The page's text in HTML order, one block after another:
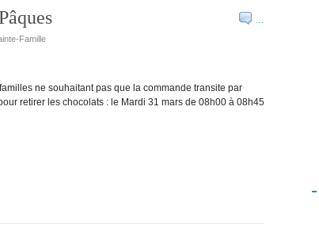
…
Famille
ne souhaitant pas que la commande transite par
retirer les chocolats : le Mardi 31 mars de 08h00 à 08h45